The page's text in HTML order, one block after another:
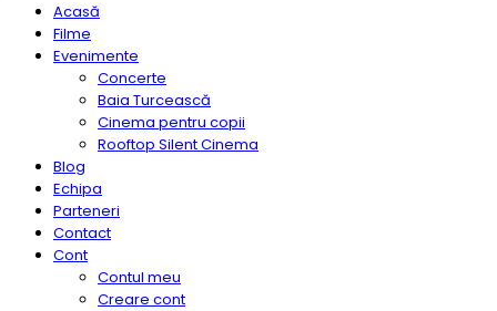
Acasă
Filme
Evenimente
Concerte
Baia Turcească
Cinema pentru copii
Rooftop Silent Cinema
Blog
Echipa
Parteneri
Contact
Cont
Contul meu
Creare cont